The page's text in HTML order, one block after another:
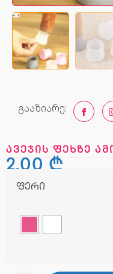
გააზიარე:
ავეჯის ფეხზე
2,00 ₾
ფერი